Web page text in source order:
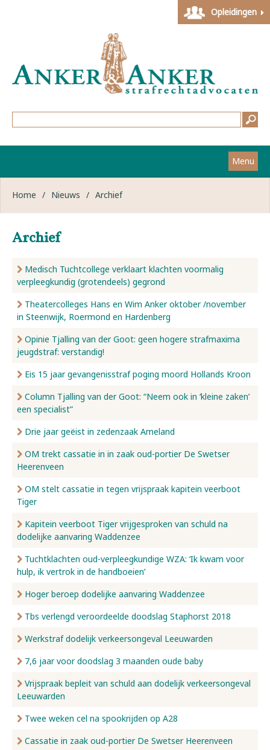
Opleidingen
Menu
Home
Strafzaken
Werkwijze
Nieuws
Over ons
Contact
Home / Nieuws / Archief
Archief
Medisch Tuchtcollege verklaart klachten voormalig
verpleegkundig (grotendeels) gegrond
Theatercolleges Hans en Wim Anker oktober /november
in Steenwijk, Roermond en Hardenberg
Opinie Tjalling van der Goot: geen hogere strafmaxima
jeugdstraf: verstandig!
Eis 15 jaar gevangenisstraf poging moord Hollands Kroon
Column Tjalling van der Goot: “Neem ook in ‘kleine zaken’
een specialist”
Drie jaar geëist in zedenzaak Ameland
OM trekt cassatie in in zaak oud-portier De Swetser
Heerenveen
OM stelt cassatie in tegen vrijspraak kapitein veerboot
Tiger
Kapitein veerboot Tiger vrijgesproken van schuld na
dodelijke aanvaring Waddenzee
Tuchtklachten oud-verpleegkundige WZA: ‘Ik kwam voor
hulp, ik vertrok in de handboeien’
Hoger beroep dodelijke aanvaring Waddenzee
Tbs verlengd veroordeelde doodslag Staphorst 2018
Werkstraf dodelijk verkeersongeval Leeuwarden
7,6 jaar voor doodslag 3 maanden oude baby
Vrijspraak bepleit van schuld aan dodelijk verkeersongeval
Leeuwarden
Twee weken cel na spookrijden op A28
Cassatie in zaak oud-portier De Swetser Heerenveen